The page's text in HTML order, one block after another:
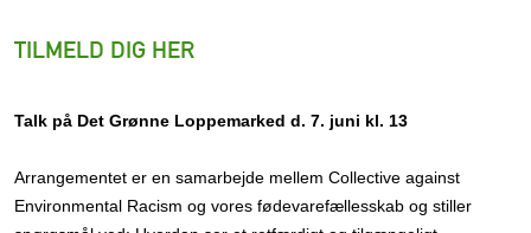
TILMELD DIG HER
Talk på Det Grønne Loppemarked d. 7. juni kl. 13
Arrangementet er en samarbejde mellem Collective against
Environmental Racism og vores fødevarefællesskab og stiller